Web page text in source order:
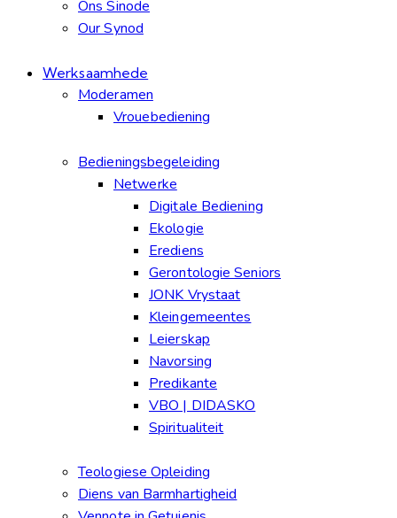
Ons Sinode
Our Synod
Werksaamhede
Moderamen
Vrouebediening
Bedieningsbegeleiding
Netwerke
Digitale Bediening
Ekologie
Erediens
Gerontologie Seniors
JONK Vrystaat
Kleingemeentes
Leierskap
Navorsing
Predikante
VBO | DIDASKO
Spiritualiteit
Teologiese Opleiding
Diens van Barmhartigheid